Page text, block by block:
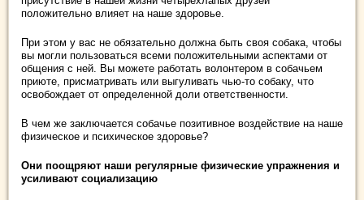
положительно влияет на наше здоровье.
При этом у вас не обязательно должна быть своя собака, чтобы
вы могли пользоваться всеми положительными аспектами от
общения с ней. Вы можете работать волонтером в собачьем
приюте, присматривать или выгуливать чью-то собаку, что
освобождает от определенной доли ответственности.
В чем же заключается собачье позитивное воздействие на наше
физическое и психическое здоровье?
Они поощряют наши регулярные физические упражнения и
усиливают социализацию